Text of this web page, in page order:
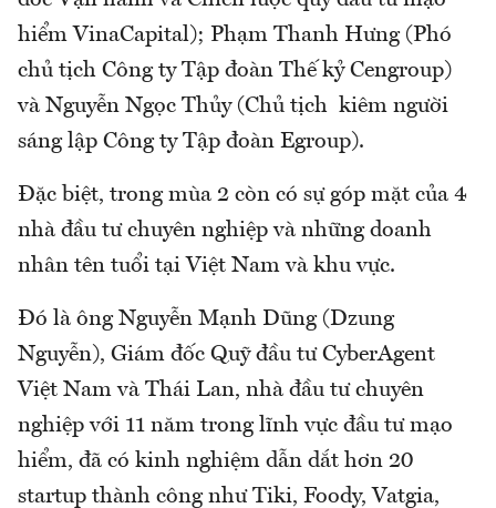
hiểm VinaCapital); Phạm Thanh Hưng (Phó
chủ tịch Công ty Tập đoàn Thế kỷ Cengroup)
và Nguyễn Ngọc Thủy (Chủ tịch kiêm người
sáng lập Công ty Tập đoàn Egroup).
Đặc biệt, trong mùa 2 còn có sự góp mặt của 4
nhà đầu tư chuyên nghiệp và những doanh
nhân tên tuổi tại Việt Nam và khu vực.
Đó là ông Nguyễn Mạnh Dũng (Dzung
Nguyễn), Giám đốc Quỹ đầu tư CyberAgent
Việt Nam và Thái Lan, nhà đầu tư chuyên
nghiệp với 11 năm trong lĩnh vực đầu tư mạo
hiểm, đã có kinh nghiệm dẫn dắt hơn 20
startup thành công như Tiki, Foody, Vatgia,